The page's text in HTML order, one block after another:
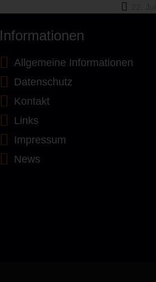
Informationen
Allgemeine Informationen
Datenschutz
Kontakt
Links
Impressum
News